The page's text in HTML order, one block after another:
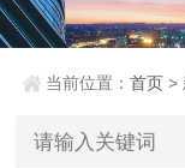
当前位置：首页 >